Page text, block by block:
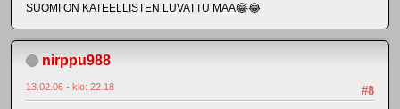
SUOMI ON KATEELLISTEN LUVATTU MAA😂😂
nirppu988
#8
13.02.06 - klo: 22.18